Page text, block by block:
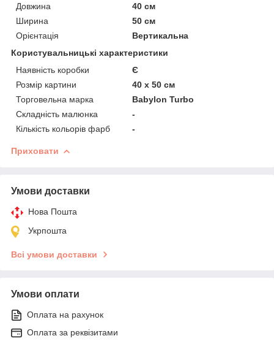
Довжина
40 см
Ширина
50 см
Орієнтація
Вертикальна
Користувальницькі характеристики
Наявність коробки
Є
Розмір картини
40 х 50 см
Торговельна марка
Babylon Turbo
Складність малюнка
-
Кількість кольорів фарб
-
Приховати
Умови доставки
Нова Пошта
Укрпошта
Всі умови доставки
Умови оплати
Оплата на рахунок
Оплата за реквізитами